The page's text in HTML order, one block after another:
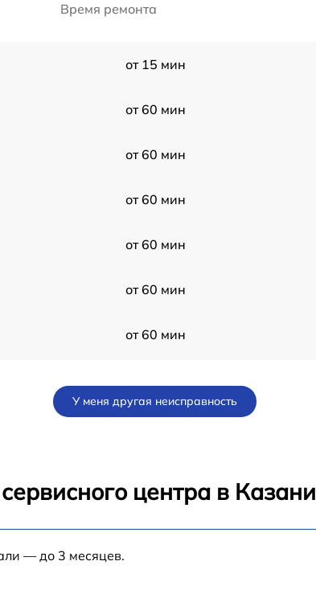
Время ремонта
от 15 мин
от 60 мин
от 60 мин
от 60 мин
от 60 мин
от 60 мин
от 60 мин
У меня другая неисправность
центра в Казани
— до 3 месяцев.